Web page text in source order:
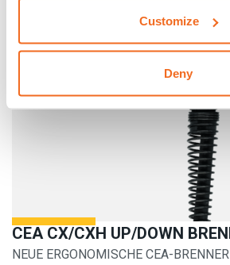
Customize
Deny
CEA CX/CXH UP/DOWN
NEUE ERGONOMISCHE CEA-BRENNER